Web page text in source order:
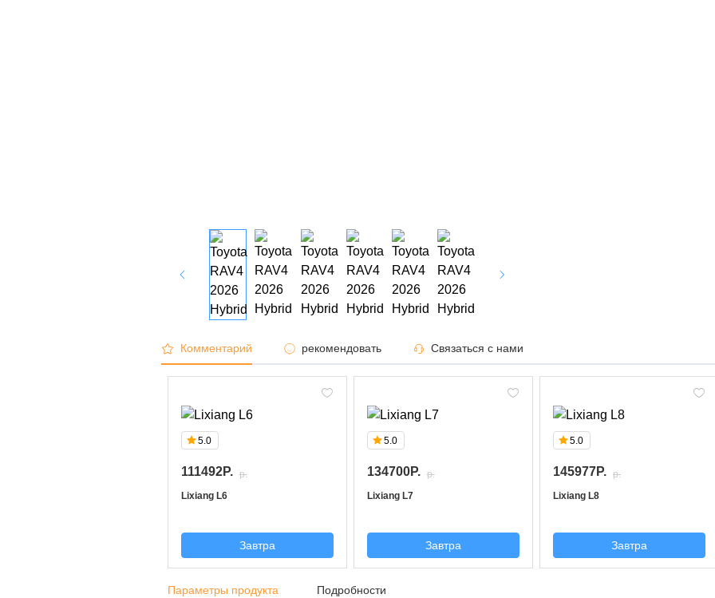
5.0
111492P.
p.
Lixiang L6
Завтра
5.0
134700P. p.
Lixiang L7
Завтра
5.0
145977P. p.
Lixiang L8
Завтра
Комментарий рекомендовать Связаться с нами
Параметры продукта Подробности